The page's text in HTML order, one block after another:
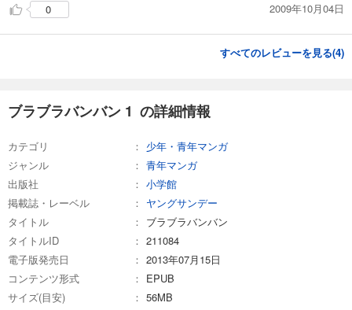
0 2009年10月04日
すべてのレビューを見る(4)
ブラブラバンバン 1 の詳細情報
カテゴリ
少年・青年マンガ
ジャンル
青年マンガ
出版社
小学館
掲載誌・レーベル
ヤングサンデー
タイトル
ブラブラバンバン
タイトルID
211084
電子版発売日
2013年07月15日
コンテンツ形式
EPUB
サイズ(目安)
56MB